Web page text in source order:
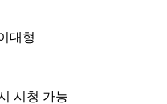
대형
시청 가능